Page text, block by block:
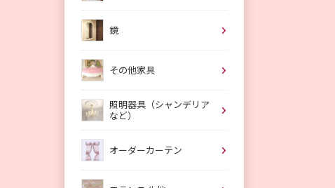
鏡
その他家具
照明器具（シャンデリア
など）
オーダーカーテン